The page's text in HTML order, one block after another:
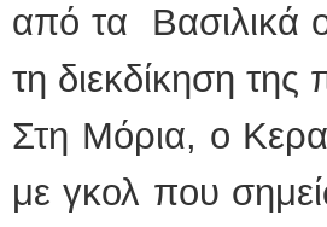
από τα Βασιλικά
τη διεκδίκηση
Στη Μόρια, ο
με γκολ που